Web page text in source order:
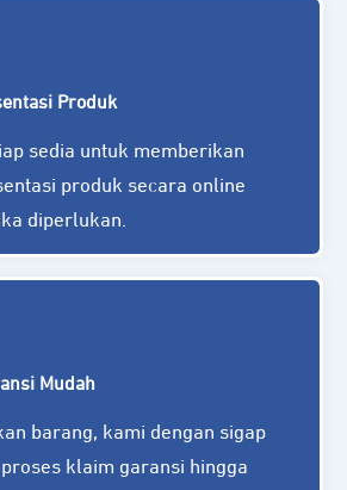
Produk
sedia untuk memberikan
produk secara online
diperlukan.
Mudah
barang, kami dengan sigap
klaim garansi hingga